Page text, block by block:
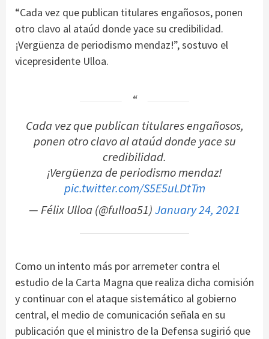
“Cada vez que publican titulares engañosos, ponen
otro clavo al ataúd donde yace su credibilidad.
¡Vergüenza de periodismo mendaz!”, sostuvo el
vicepresidente Ulloa.
Cada vez que publican titulares engañosos,
ponen otro clavo al ataúd donde yace su
credibilidad.
¡Vergüenza de periodismo mendaz!
pic.twitter.com/S5E5uLDtTm
— Félix Ulloa (@fulloa51)January 24, 2021
Como un intento más por arremeter contra el
estudio de la Carta Magna que realiza dicha comisión
y continuar con el ataque sistemático al gobierno
central, el medio de comunicación señala en su
publicación que el ministro de la Defensa sugirió que